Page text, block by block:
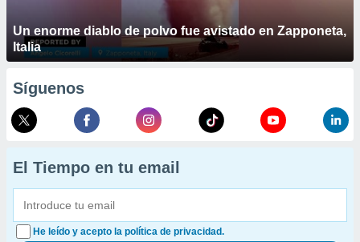
Un enorme diablo de polvo fue avistado en Zapponeta,
Italia
Síguenos
El Tiempo en tu email
He leído y acepto la política de privacidad.